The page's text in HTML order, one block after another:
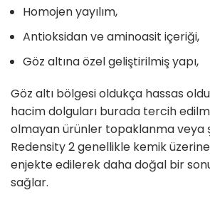
Homojen yayılım,
Antioksidan ve aminoasit içeriği,
Göz altına özel geliştirilmiş yapı,
Göz altı bölgesi oldukça hassas
hacim dolguları burada tercih
olmayan ürünler topaklanma veya
Redensity 2 genellikle kemik
enjekte edilerek daha doğal bir
sağlar.